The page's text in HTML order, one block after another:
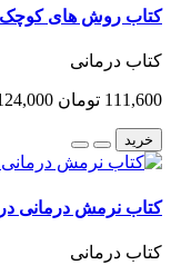
کتاب روش های
کتاب درمانی
111,600 تومان 124,000
خرید
کتاب نرمش درمانی در
کتاب درمانی